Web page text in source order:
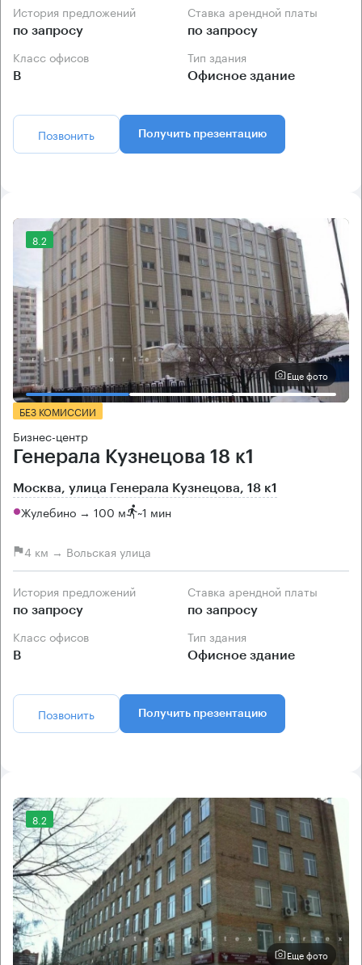
История предложений
по запросу
Ставка арендной платы
по запросу
Класс офисов
B
Тип здания
Офисное здание
Позвонить Получить презентацию
8.2
Еще фото
БЕЗ КОМИССИИ
Бизнес-центр
Генерала Кузнецова 18 к1
Москва, улица Генерала Кузнецова, 18 к1
Жулебино → 100 м ~1 мин
4 км → Вольская улица
История предложений
по запросу
Ставка арендной платы
по запросу
Класс офисов
B
Тип здания
Офисное здание
Позвонить Получить презентацию
8.2
Еще фото